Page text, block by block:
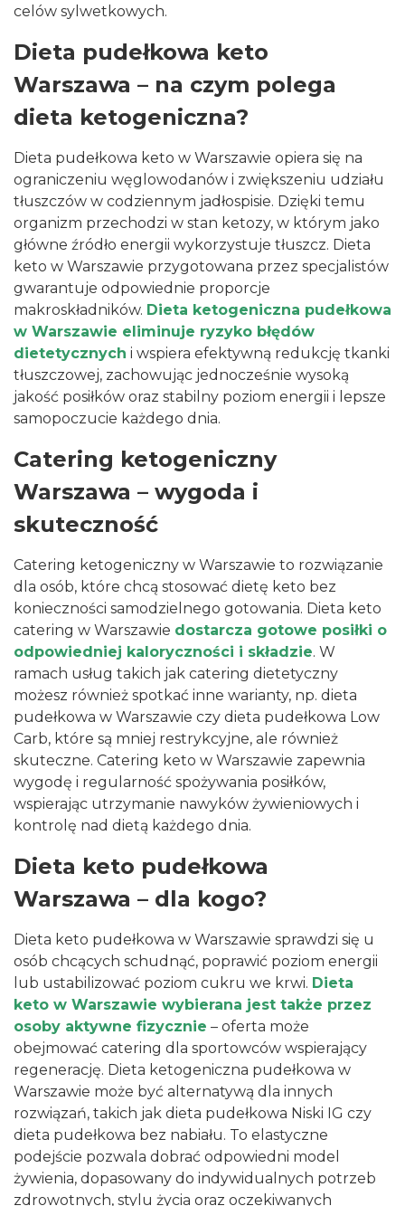
celów sylwetkowych.
Dieta pudełkowa keto
Warszawa – na czym polega
dieta ketogeniczna?
Dieta pudełkowa keto w Warszawie opiera się na
ograniczeniu węglowodanów i zwiększeniu udziału
tłuszczów w codziennym jadłospisie. Dzięki temu
organizm przechodzi w stan ketozy, w którym jako
główne źródło energii wykorzystuje tłuszcz. Dieta
keto w Warszawie przygotowana przez specjalistów
gwarantuje odpowiednie proporcje
makroskładników. Dieta ketogeniczna pudełkowa
w Warszawie eliminuje ryzyko błędów
dietetycznych i wspiera efektywną redukcję tkanki
tłuszczowej, zachowując jednocześnie wysoką
jakość posiłków oraz stabilny poziom energii i lepsze
samopoczucie każdego dnia.
Catering ketogeniczny
Warszawa – wygoda i
skuteczność
Catering ketogeniczny w Warszawie to rozwiązanie
dla osób, które chcą stosować dietę keto bez
konieczności samodzielnego gotowania. Dieta keto
catering w Warszawie dostarcza gotowe posiłki o
odpowiedniej kaloryczności i składzie. W
ramach usług takich jak catering dietetyczny
możesz również spotkać inne warianty, np. dieta
pudełkowa w Warszawie czy dieta pudełkowa Low
Carb, które są mniej restrykcyjne, ale również
skuteczne. Catering keto w Warszawie zapewnia
wygodę i regularność spożywania posiłków,
wspierając utrzymanie nawyków żywieniowych i
kontrolę nad dietą każdego dnia.
Dieta keto pudełkowa
Warszawa – dla kogo?
Dieta keto pudełkowa w Warszawie sprawdzi się u
osób chcących schudnąć, poprawić poziom energii
lub ustabilizować poziom cukru we krwi. Dieta
keto w Warszawie wybierana jest także przez
osoby aktywne fizycznie – oferta może
obejmować catering dla sportowców wspierający
regenerację. Dieta ketogeniczna pudełkowa w
Warszawie może być alternatywą dla innych
rozwiązań, takich jak dieta pudełkowa Niski IG czy
dieta pudełkowa bez nabiału. To elastyczne
podejście pozwala dobrać odpowiedni model
żywienia, dopasowany do indywidualnych potrzeb
zdrowotnych, stylu życia oraz oczekiwanych